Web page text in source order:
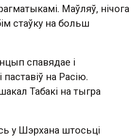
Маўляў, нічога
стаўку на больш
спавядае і
на Расію.
Табакі на тыгра
у Шэрхана штосьці